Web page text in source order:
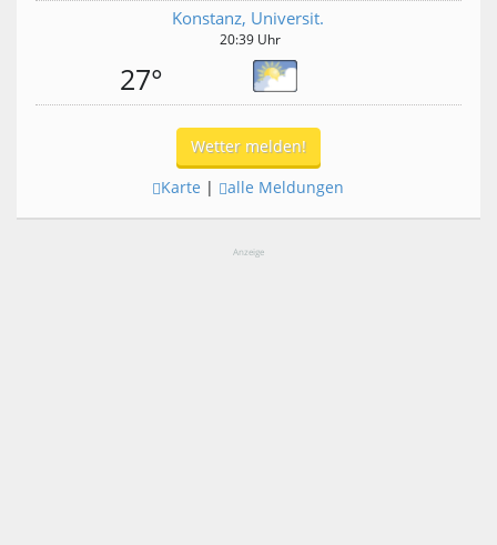
Konstanz, Universit.
20:39 Uhr
27°
Wetter melden!
Karte | alle Meldungen
Anzeige